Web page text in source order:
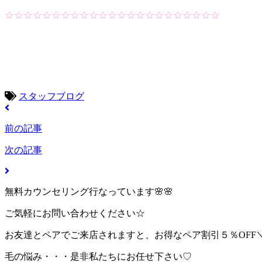
☆☆☆☆☆☆☆☆☆☆☆☆☆☆☆☆☆☆☆☆☆☆☆
スタッフブログ
前の記事
次の記事
無料カウンセリング行なっています🌸🌸
ご気軽にお問い合わせください☆
お友達とペアでご来店されますと、お得なペア割引５％OFF
毛の悩み・・・是非私たちにお任せ下さい♡